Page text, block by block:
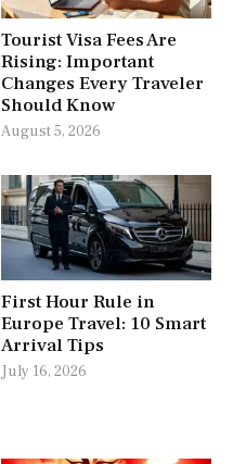
Tourist Visa Fees Are
Rising: Important
Changes Every Traveler
Should Know
August 5, 2026
First Hour Rule in
Europe Travel: 10 Smart
Arrival Tips
July 16, 2026